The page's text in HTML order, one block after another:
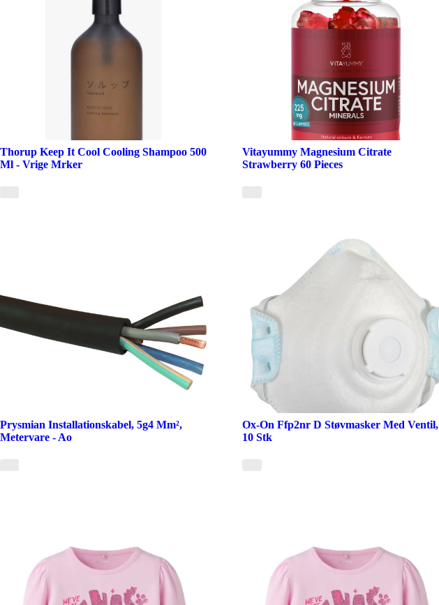
Thorup Keep It Cool Cooling Shampoo 500
Ml - Vrige Mrker
Vitayummy Magnesium Citrate
Strawberry 60 Pieces
Prysmian Installationskabel, 5g4 Mm²,
Metervare - Ao
Ox-On Ffp2nr D Støvmasker Med Ventil,
10 Stk